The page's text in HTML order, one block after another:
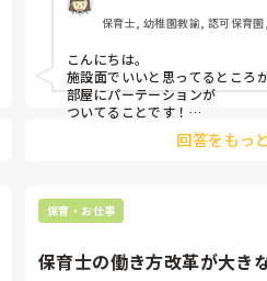
他にもご意見があれば、たく
よろしくお願いいたします！
保育士, 幼稚園教諭, 認可保育
こんにちは。
施設面でいいと思ってるところ
部屋にパーテーションが
ついてることです！
活動によって大部屋にしたり
回答をもっ
保育・お仕事
保育士の働き方改革が大き